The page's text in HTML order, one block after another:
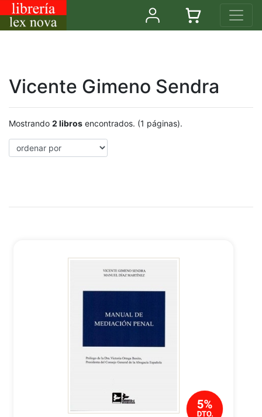
Vicente Gimeno Sendra
Mostrando 2 libros encontrados. (1 páginas).